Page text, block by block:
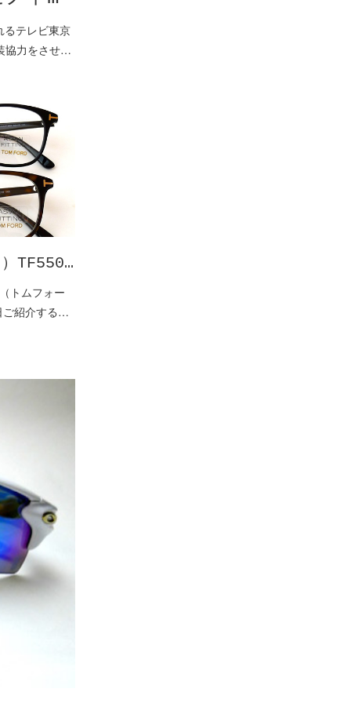
るテレビ東京
協力をさせ…
）TF550…
トムフォー
ご紹介する…